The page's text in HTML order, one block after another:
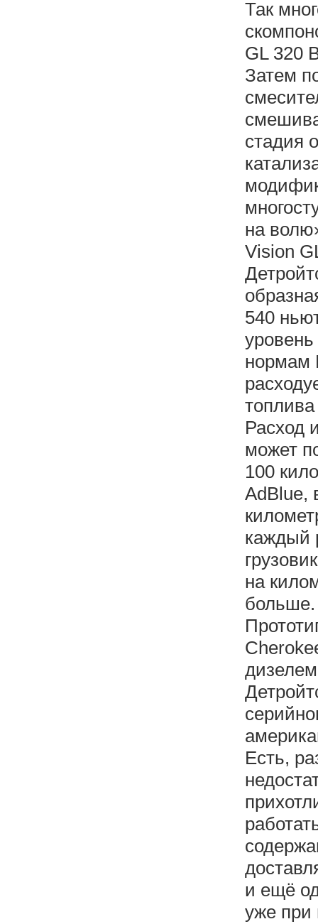
Так
GL 320
Затем
стадия
на
Vision
540
нормам
Расход
может
100
AdBlue,
каждый
на
больше.
Есть,
и ещё
уже при